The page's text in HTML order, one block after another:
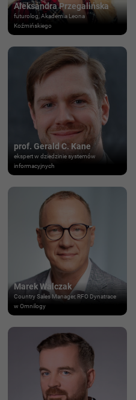
Aleksandra Przegalińska
futurolog, Akademia Leona
Koźmińskiego
prof. Gerald C. Kane
ekspert w dziedzinie systemów
informacyjnych
Marek Walczak
Country Sales Manager, RFO Dynatrace
w Omnilogy